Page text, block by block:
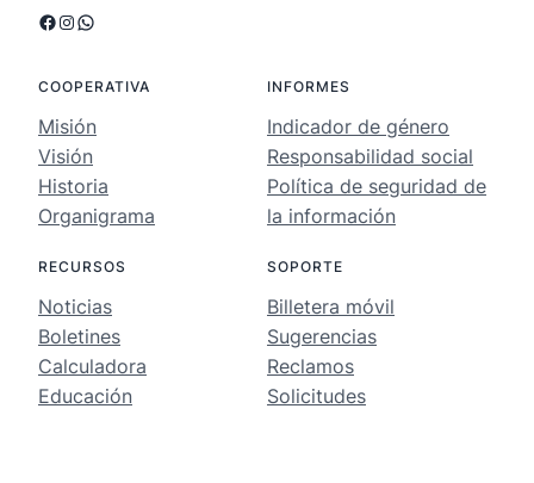
Facebook Instagram WhatsApp
COOPERATIVA
Misión
Visión
Historia
Organigrama
INFORMES
Indicador de género
Responsabilidad social
Política de seguridad de
la información
RECURSOS
Noticias
Boletines
Calculadora
Educación
SOPORTE
Billetera móvil
Sugerencias
Reclamos
Solicitudes